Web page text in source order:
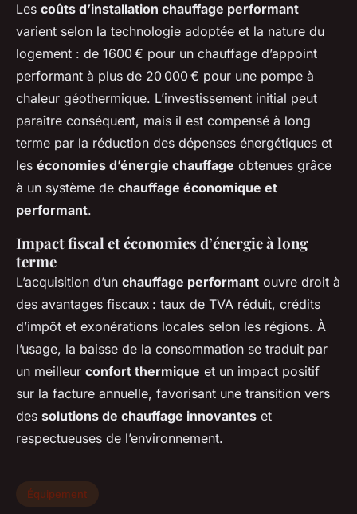
Les coûts d’installation chauffage performant
varient selon la technologie adoptée et la nature du
logement : de 1600 € pour un chauffage d’appoint
performant à plus de 20 000 € pour une pompe à
chaleur géothermique. L’investissement initial peut
paraître conséquent, mais il est compensé à long
terme par la réduction des dépenses énergétiques et
les économies d’énergie chauffage obtenues grâce
à un système de chauffage économique et
performant.
Impact fiscal et économies d’énergie à long
terme
L’acquisition d’un chauffage performant ouvre droit à
des avantages fiscaux : taux de TVA réduit, crédits
d’impôt et exonérations locales selon les régions. À
l’usage, la baisse de la consommation se traduit par
un meilleur confort thermique et un impact positif
sur la facture annuelle, favorisant une transition vers
des solutions de chauffage innovantes et
respectueuses de l’environnement.
Équipement